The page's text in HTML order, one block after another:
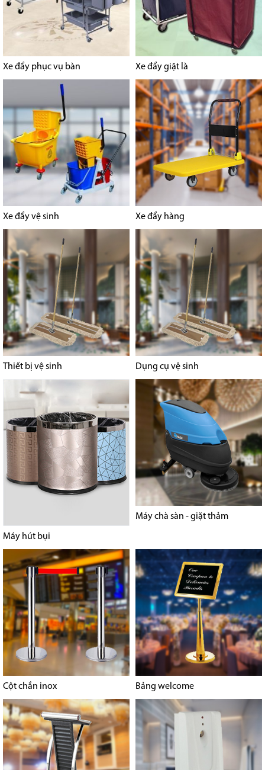
Xe đẩy phục vụ bàn Xe đẩy giặt là
Xe đẩy vệ sinh Xe đẩy hàng
Thiết bị vệ sinh Dụng cụ vệ sinh
Máy hút bụi
Máy chà sàn - giặt thảm
Cột chắn inox Bảng welcome